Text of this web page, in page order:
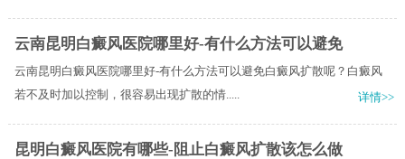
云南昆明白癜风医院哪里好-有什么方法可以避免
云南昆明白癜风医院哪里好-有什么方法可以避免白癜风扩散呢？白癜风
若不及时加以控制，很容易出现扩散的情.....
详情>>
昆明白癜风医院有哪些-阻止白癜风扩散该怎么做